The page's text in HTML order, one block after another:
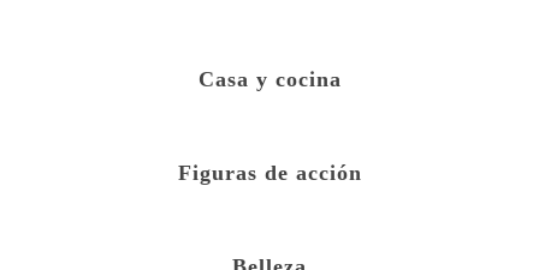
Casa y cocina
Figuras de acción